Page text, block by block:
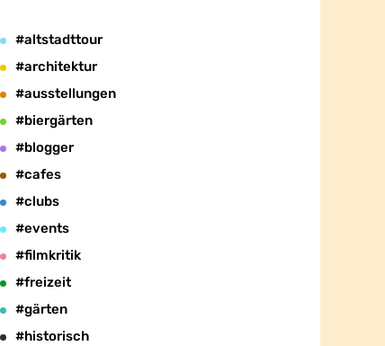
#altstadttour
#architektur
#ausstellungen
#biergärten
#blogger
#cafes
#clubs
#events
#filmkritik
#freizeit
#gärten
#historisch